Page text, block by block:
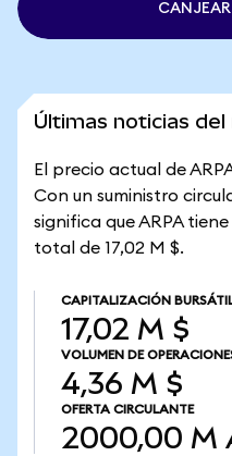
CANJEAR
Últimas noticias
El precio actual de
Con un suministro
significa que ARPA
total de 17,02 M $.
CAPITALIZACIÓN
17,02 M $
VOLUMEN DE
4,36 M $
OFERTA CIRCULANTE
2000,00 M